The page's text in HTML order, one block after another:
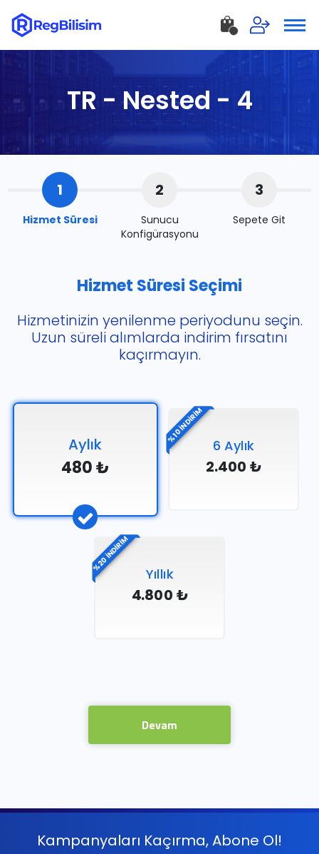
TR - Nested - 4
1
Hizmet Süresi
2
Sunucu
Konfigürasyonu
3
Sepete Git
Hizmet Süresi Seçimi
Hizmetinizin yenilenme periyodunu seçin.
Uzun süreli alımlarda indirim fırsatını
kaçırmayın.
Aylık
480 ₺
%10 İNDİRİM
6 Aylık
2.400 ₺
%20 İNDİRİM
Yıllık
4.800 ₺
Devam
Kampanyaları Kaçırma, Abone Ol!